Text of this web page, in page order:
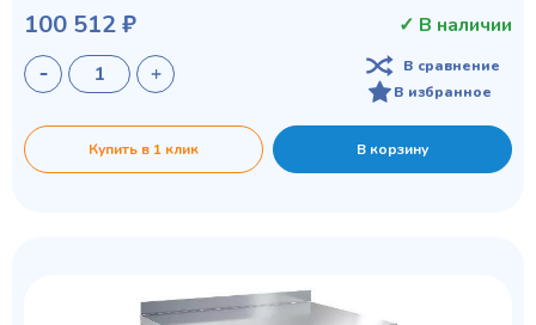
100 512 ₽ ✓ В наличии
В сравнение
В избранное
Купить в 1 клик В корзину